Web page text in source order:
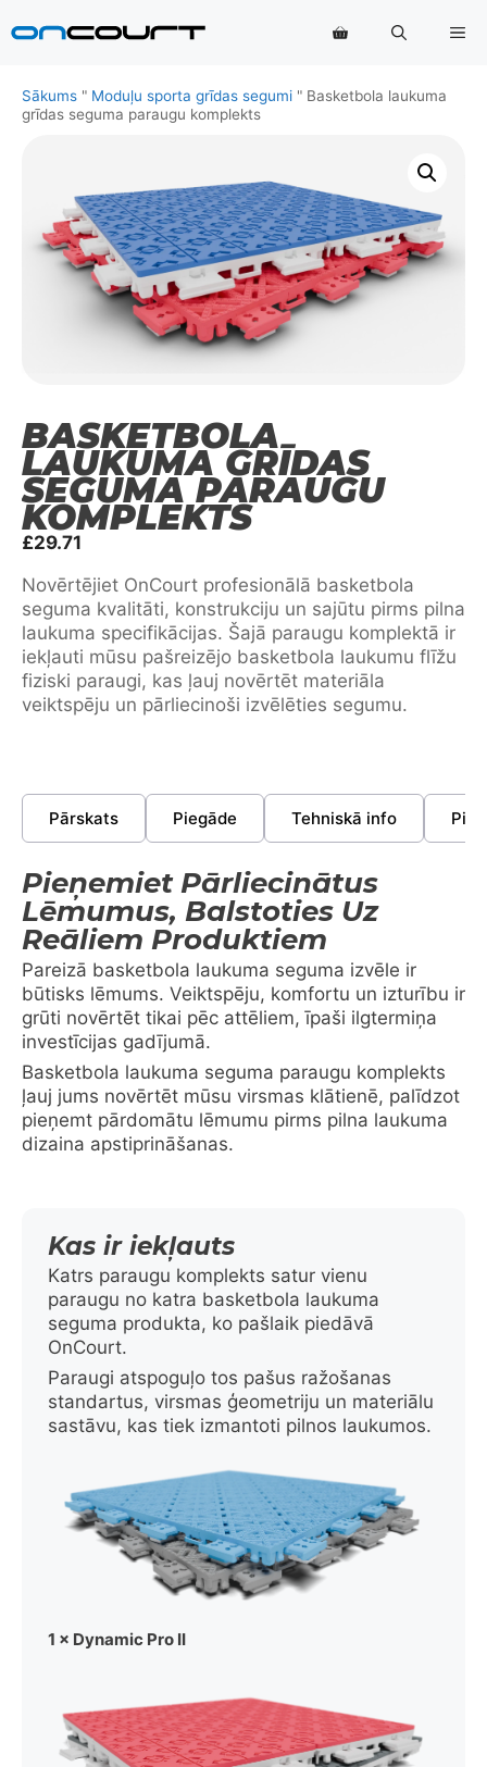
uz
Sākums " Moduļu sporta grīdas segumi " Basketbola laukuma
grīdas seguma paraugu komplekts
BASKETBOLA
LAUKUMA GRĪDAS
SEGUMA PARAUGU
KOMPLEKTS
£29.71
Novērtējiet OnCourt profesionālā basketbola
seguma kvalitāti, konstrukciju un sajūtu pirms pilna
laukuma specifikācijas. Šajā paraugu komplektā ir
iekļauti mūsu pašreizējo basketbola laukumu flīžu
fiziski paraugi, kas ļauj novērtēt materiāla
veiktspēju un pārliecinoši izvēlēties segumu.
Pārskats Piegāde Tehniskā info
Pieņemiet Pārliecinātus
Lēmumus, Balstoties Uz
Reāliem Produktiem
Pareizā basketbola laukuma seguma izvēle ir
būtisks lēmums. Veiktspēju, komfortu un izturību ir
grūti novērtēt tikai pēc attēliem, īpaši ilgtermiņa
investīcijas gadījumā.
Basketbola laukuma seguma paraugu komplekts
ļauj jums novērtēt mūsu virsmas klātienē, palīdzot
pieņemt pārdomātu lēmumu pirms pilna laukuma
dizaina apstiprināšanas.
Kas ir iekļauts
Katrs paraugu komplekts satur vienu
paraugu no katra basketbola laukuma
seguma produkta, ko pašlaik piedāvā
OnCourt.
Paraugi atspoguļo tos pašus ražošanas
standartus, virsmas ģeometriju un materiālu
sastāvu, kas tiek izmantoti pilnos laukumos.
1 × Dynamic Pro II